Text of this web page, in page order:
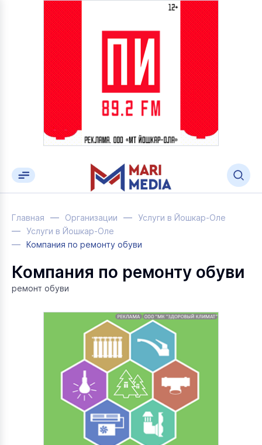
Главная Организации
Услуги в Йошкар-Оле
Услуги в Йошкар-Оле
Компания по ремонту обуви
Компания по ремонту обуви
ремонт обуви